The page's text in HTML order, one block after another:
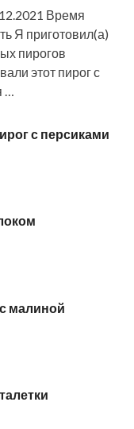
Время
Я приготовил(а)
пирогов
этот пирог с
…
с персиками
малиной